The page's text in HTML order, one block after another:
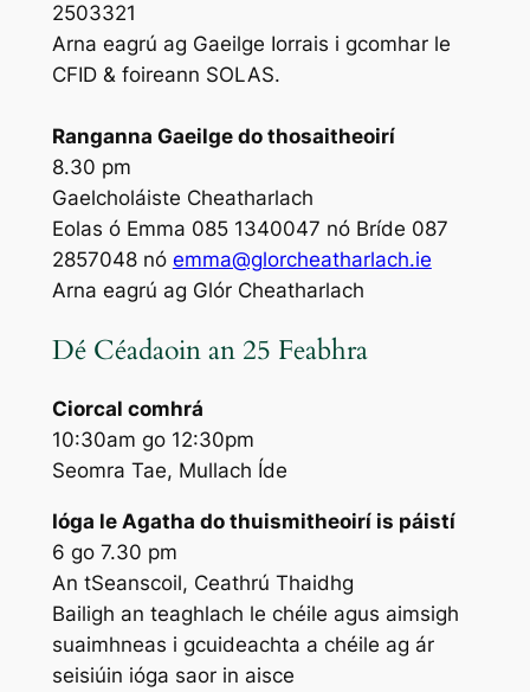
2503321
Arna eagrú ag Gaeilge Iorrais i gcomhar le
CFID & foireann SOLAS.
Ranganna Gaeilge do thosaitheoirí
8.30 pm
Gaelcholáiste Cheatharlach
Eolas ó Emma 085 1340047 nó Bríde 087
2857048 nó emma@glorcheatharlach.ie
Arna eagrú ag Glór Cheatharlach
Dé Céadaoin an 25 Feabhra
Ciorcal comhrá
10:30am go 12:30pm
Seomra Tae, Mullach Íde
Ióga le Agatha do thuismitheoirí is páistí
6 go 7.30 pm
An tSeanscoil, Ceathrú Thaidhg
Bailigh an teaghlach le chéile agus aimsigh
suaimhneas i gcuideachta a chéile ag ár
seisiúin ióga saor in aisce